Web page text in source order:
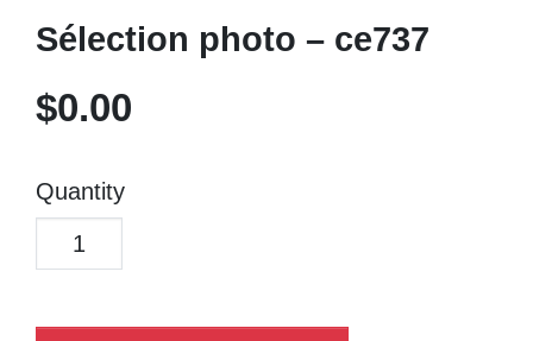
Sélection photo – ce737
$0.00
Quantity